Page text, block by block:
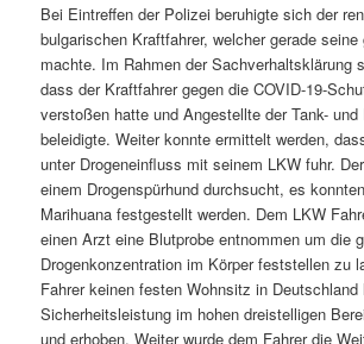
Bei Eintreffen der Polizei beruhigte sich der
bulgarischen Kraftfahrer, welcher gerade
machte. Im Rahmen der Sachverhaltsklärung
dass der Kraftfahrer gegen die COVID-19-
verstoßen hatte und Angestellte der Tank- und
beleidigte. Weiter konnte ermittelt werden,
unter Drogeneinfluss mit seinem LKW fuhr.
einem Drogenspürhund durchsucht, es
Marihuana festgestellt werden. Dem LKW
einen Arzt eine Blutprobe entnommen um die
Drogenkonzentration im Körper feststellen zu
Fahrer keinen festen Wohnsitz in Deutschland
Sicherheitsleistung im hohen dreistelligen
und erhoben. Weiter wurde dem Fahrer die